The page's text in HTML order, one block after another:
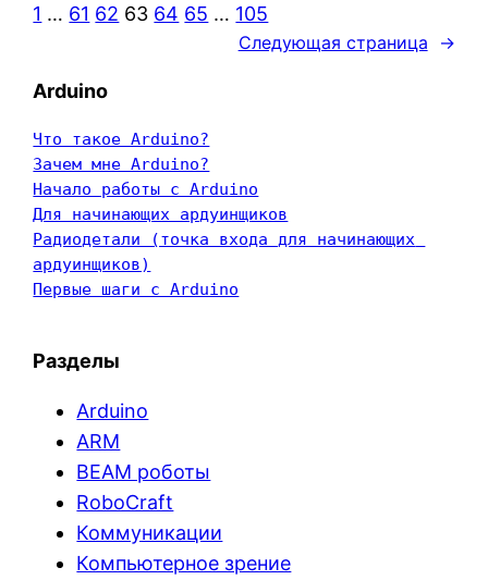
1 … 61 62 63 64 65 … 105
Следующая страница →
Arduino
Что такое Arduino?
Зачем мне Arduino?
Начало работы с Arduino
Для начинающих ардуинщиков
Радиодетали (точка входа для начинающих
ардуинщиков)
Первые шаги с Arduino
Разделы
Arduino
ARM
BEAM роботы
RoboCraft
Коммуникации
Компьютерное зрение